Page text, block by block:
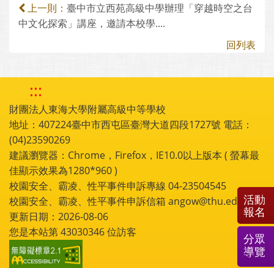
上一則： 臺中市立西苑高級中學辦理「穿越時空之台
中文化探索」講座，邀請本校學....
回列表
:::
財團法人東海大學附屬高級中等學校
地址：407224臺中市西屯區臺灣大道四段1727號 電話：
(04)23590269
建議瀏覽器：Chrome，Firefox，IE10.0以上版本 ( 螢幕最
佳顯示效果為1280*960 )
校園安全、霸凌、性平事件申訴專線 04-23504545
校園安全、霸凌、性平事件申訴信箱 angow@thu.edu.tw
更新日期：2026-08-06
您是本站第43030346位訪客
活動
報名
分眾
導覽